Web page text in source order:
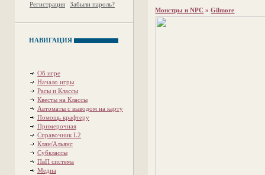
Регистрация Забыли пароль?
НАВИГАЦИЯ
Об игре
Начало игры
Расы и Классы
Квесты на Классы
Автоматы с выводом на карту
Помощь крафтеру
Примерочная
Справочник L2
Клан/Альянс
Субклассы
ПвП система
Медиа
Монстры и NPC »Gilmore